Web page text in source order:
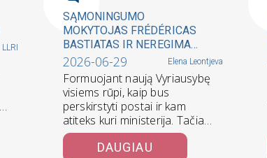
LLRI
SĄMONINGUMO
MOKYTOJAS FRÉDÉRICAS
BASTIATAS IR NEREGIMA
POLITIKOS KAINA
2026-06-29 Elena Leontjeva
Formuojant naują Vyriausybę
visiems rūpi, kaip bus
perskirstyti postai ir kam
atiteks kuri ministerija. Tačiau
žymiai svarbesnis klausimas –
DAUGIAU